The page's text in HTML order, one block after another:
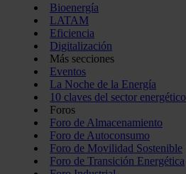
Bioenergía
LATAM
Eficiencia
Digitalización
Más secciones
Eventos
La Noche de la Energía
10 claves del sector energético
Foros
Foro de Almacenamiento
Foro de Autoconsumo
Foro de Movilidad Sostenible
Foro de Transición Energética